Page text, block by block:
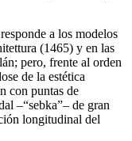
a los modelos
(1465) y en las
pero, frente al orden
de la estética
con puntas de
–“sebka”– de gran
longitudinal del